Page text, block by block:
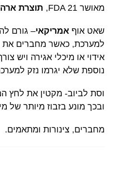
מאושר FDA 21,
תוצרת
שאט אוף אמריקאי– גורם
למערכת, כאשר מחברים את
אידוי או מיכלי אגירה ויש
נוספת שלא יגרמו נזק
וסת לביוב- מקטין את לחץ
ובכך מונע בזבוז מיותר של
מחברים, צינורות ומתאמים.